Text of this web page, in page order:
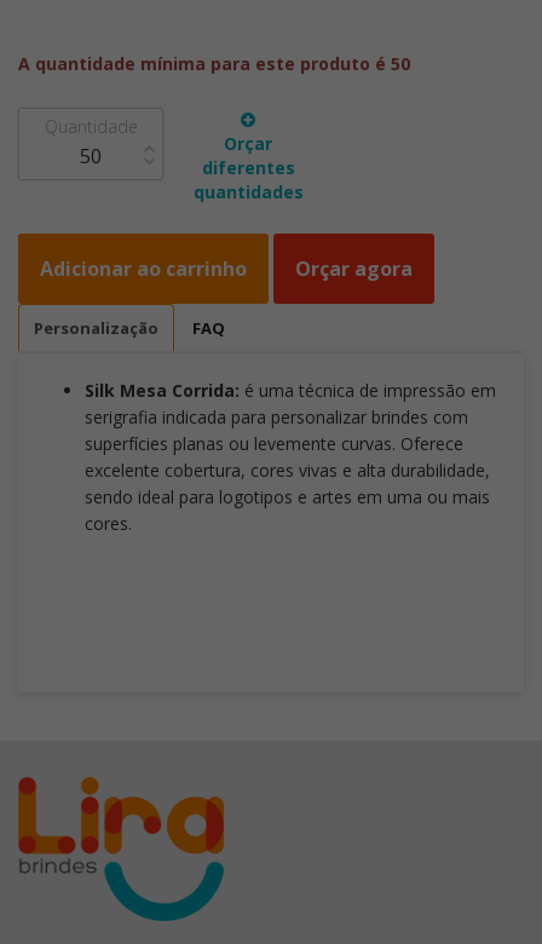
A quantidade mínima para este produto é 50
Quantidade
Orçar
diferentes
quantidades
Adicionar ao carrinho Orçar agora
Personalização FAQ
Silk Mesa Corrida: é uma técnica de impressão em
serigrafia indicada para personalizar brindes com
superfícies planas ou levemente curvas. Oferece
excelente cobertura, cores vivas e alta durabilidade,
sendo ideal para logotipos e artes em uma ou mais
cores.